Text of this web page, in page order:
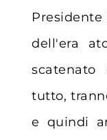
Presidente
dell'era
scatenato
tutto,
e quindi